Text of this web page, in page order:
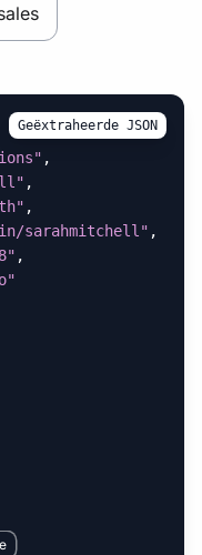
,
,
,
sarahmitchell" ,
,
Geëxtraheerde JSON